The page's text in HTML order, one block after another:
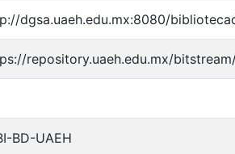
dgsa.uaeh.edu.mx:8080/
repository.uaeh.edu.mx/
BD-UAEH